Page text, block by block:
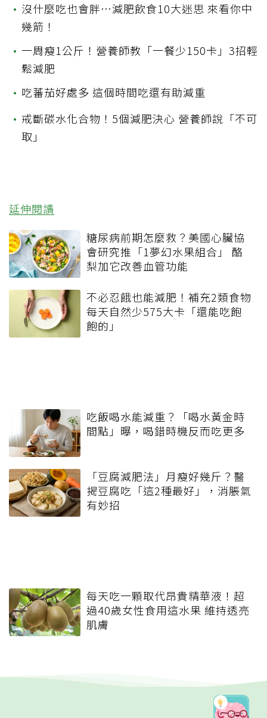
• 沒什麼吃也會胖…減肥飲食10大迷思 來看你中
幾箭！
• 一周瘦1公斤！營養師教「一餐少150卡」3招輕
鬆減肥
• 吃蕃茄好處多 這個時間吃還有助減重
• 戒斷碳水化合物！5個減肥決心 營養師說「不可
取」
延伸閱讀
糖尿病前期怎麼救？美國心臟協
會研究推「1夢幻水果組合」 酪
梨加它改善血管功能
不必忍餓也能減肥！補充2類食物
每天自然少575大卡「還能吃飽
飽的」
吃飯喝水能減重？「喝水黃金時
間點」曝，喝錯時機反而吃更多
「豆腐減肥法」月瘦好幾斤？醫
揭豆腐吃「這2種最好」，消脹氣
有妙招
每天吃一顆取代昂貴精華液！超
過40歲女性食用這水果 維持透亮
肌膚